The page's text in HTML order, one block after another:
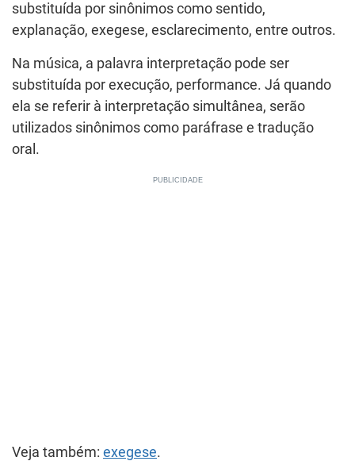
substituída por sinônimos como sentido,
explanação, exegese, esclarecimento, entre outros.
Na música, a palavra interpretação pode ser
substituída por execução, performance. Já quando
ela se referir à interpretação simultânea, serão
utilizados sinônimos como paráfrase e tradução
oral.
Veja também: exegese.